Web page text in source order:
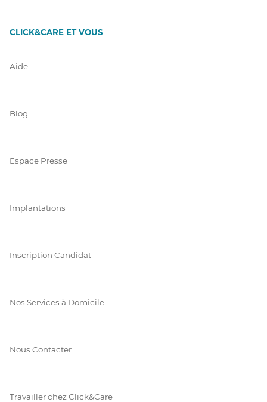
CLICK&CARE ET VOUS
Aide
Blog
Espace Presse
Implantations
Inscription Candidat
Nos Services à Domicile
Nous Contacter
Travailler chez Click&Care